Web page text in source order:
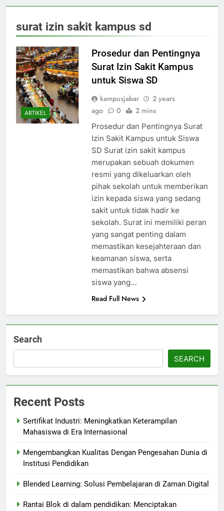
surat izin sakit kampus sd
ARTIKEL
Prosedur dan Pentingnya
Surat Izin Sakit Kampus
untuk Siswa SD
kampusjabar
2 years
ago
0 2 mins
Prosedur dan Pentingnya Surat
Izin Sakit Kampus untuk Siswa
SD Surat izin sakit kampus
merupakan sebuah dokumen
resmi yang dikeluarkan oleh
pihak sekolah untuk memberikan
izin kepada siswa yang sedang
sakit untuk tidak hadir ke
sekolah. Surat ini memiliki peran
yang sangat penting dalam
memastikan kesejahteraan dan
keamanan siswa, serta
memastikan bahwa absensi
siswa yang…
Read Full News
Search
SEARCH
Recent Posts
Sertifikat Industri: Meningkatkan Keterampilan
Mahasiswa di Era Internasional
Mengembangkan Kualitas Dengan Pengesahan Dunia di
Institusi Pendidikan
Blended Learning: Solusi Pembelajaran di Zaman Digital
Rantai Blok di dalam pendidikan: Menciptakan